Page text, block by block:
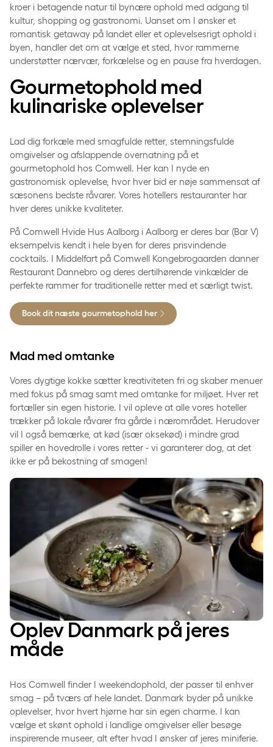
kroer i betagende natur til bynære ophold med adgang til
kultur, shopping og gastronomi. Uanset om I ønsker et
romantisk getaway på landet eller et oplevelsesrigt ophold i
byen, handler det om at vælge et sted, hvor rammerne
understøtter nærvær, forkælelse og en pause fra hverdagen.
Gourmetophold med
kulinariske oplevelser­
Lad dig forkæle med smagfulde retter, stemningsfulde
omgivelser og afslappende overnatning på et
gourmetophold hos Comwell. Her kan I nyde en
gastronomisk oplevelse, hvor hver bid er nøje sammensat af
sæsonens bedste råvarer. Vores hotellers restauranter har
hver deres unikke kvaliteter.
På Comwell Hvide Hus Aalborg i Aalborg er deres bar (Bar V)
eksempelvis kendt i hele byen for deres prisvindende
cocktails. I Middelfart på Comwell Kongebrogaarden danner
Restaurant Dannebro og deres dertilhørende vinkælder de
perfekte rammer for traditionelle retter med et særligt twist.
Book dit næste gourmetophold her
Mad med omtanke
Vores dygtige kokke sætter kreativiteten fri og skaber menuer
med fokus på smag samt med omtanke for miljøet. Hver ret
fortæller sin egen historie. I vil opleve at alle vores hoteller
trækker på lokale råvarer fra gårde i nærområdet. Herudover
vil I også bemærke, at kød (især oksekød) i mindre grad
spiller en hovedrolle i vores retter - vi garanterer dog, at det
ikke er på bekostning af smagen!
Oplev Danmark på jeres
måde
Hos Comwell finder I weekendophold, der passer til enhver
smag – på tværs af hele landet. Danmark byder på unikke
oplevelser, hvor hvert hjørne har sin egen charme. I kan
vælge et skønt ophold i landlige omgivelser eller besøge
inspirerende museer, alt efter hvad I ønsker af jeres miniferie.